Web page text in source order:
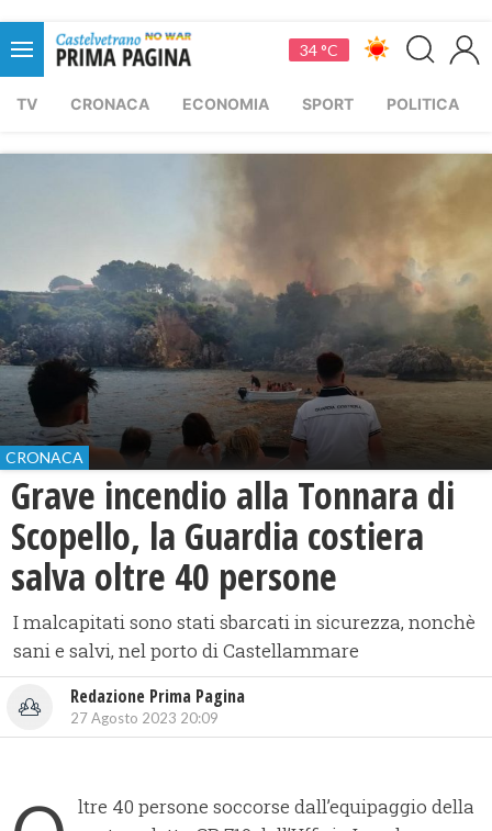
34 °C
TV CRONACA ECONOMIA SPORT POLITICA
CRONACA
Grave incendio alla Tonnara di
Scopello, la Guardia costiera
salva oltre 40 persone
I malcapitati sono stati sbarcati in sicurezza, nonchè
sani e salvi, nel porto di Castellammare
Redazione Prima Pagina
27 Agosto 2023 20:09
ltre 40 persone soccorse dall’equipaggio della